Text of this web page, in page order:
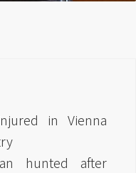
in Vienna
hunted after